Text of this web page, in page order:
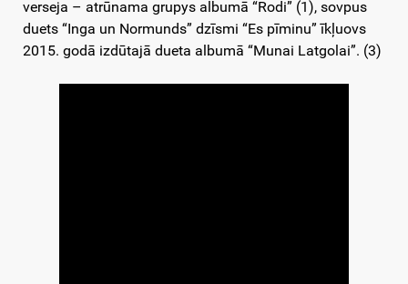
verseja – atrūnama grupys albumā “Rodi” (1), sovpus
duets “Inga un Normunds” dzīsmi “Es pīminu” īkļuovs
2015. godā izdūtajā dueta albumā “Munai Latgolai”. (3)